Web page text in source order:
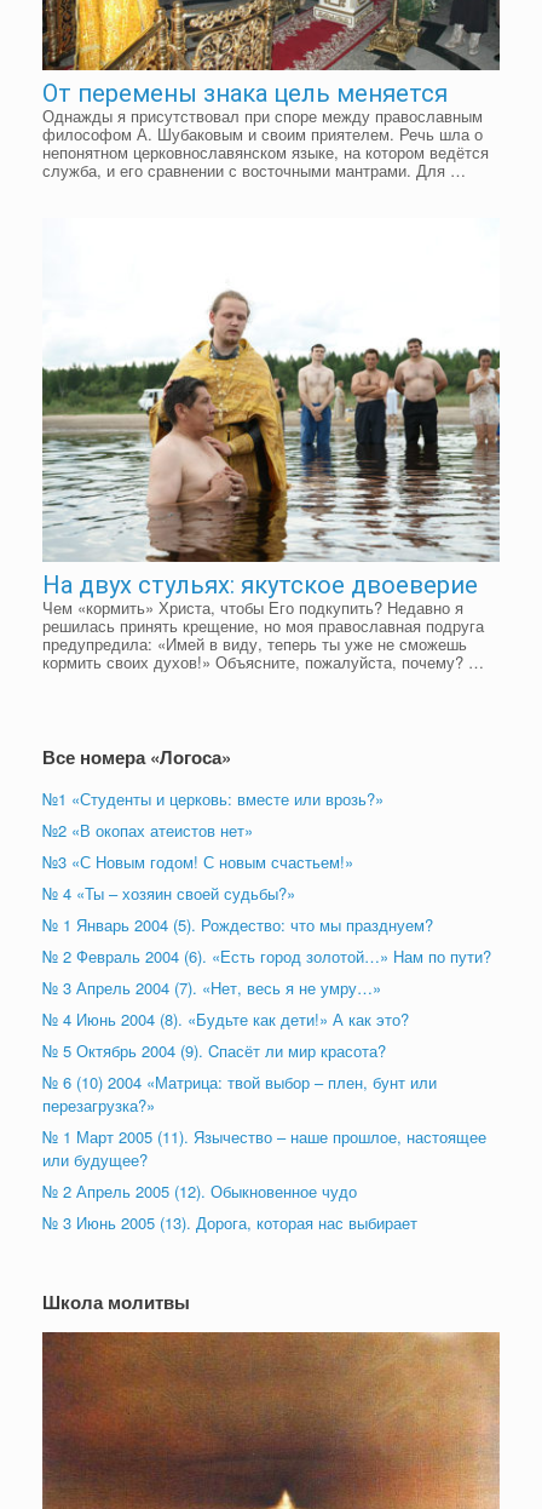
От перемены знака цель меняется
Однажды я присутствовал при споре между православным
философом А. Шубаковым и своим приятелем. Речь шла о
непонятном церковнославянском языке, на котором ведётся
служба, и его сравнении с восточными мантрами. Для …
На двух стульях: якутское двоеверие
Чем «кормить» Христа, чтобы Его подкупить? Недавно я
решилась принять крещение, но моя православная подруга
предупредила: «Имей в виду, теперь ты уже не сможешь
кормить своих духов!» Объясните, пожалуйста, почему? …
Все номера «Логоса»
№1 «Студенты и церковь: вместе или врозь?»
№2 «В окопах атеистов нет»
№3 «С Новым годом! С новым счастьем!»
№ 4 «Ты – хозяин своей судьбы?»
№ 1 Январь 2004 (5). Рождество: что мы празднуем?
№ 2 Февраль 2004 (6). «Есть город золотой…» Нам по пути?
№ 3 Апрель 2004 (7). «Нет, весь я не умру…»
№ 4 Июнь 2004 (8). «Будьте как дети!» А как это?
№ 5 Октябрь 2004 (9). Cпасёт ли мир красота?
№ 6 (10) 2004 «Матрица: твой выбор – плен, бунт или
перезагрузка?»
№ 1 Март 2005 (11). Язычество – наше прошлое, настоящее
или будущее?
№ 2 Апрель 2005 (12). Обыкновенное чудо
№ 3 Июнь 2005 (13). Дорога, которая нас выбирает
Школа молитвы